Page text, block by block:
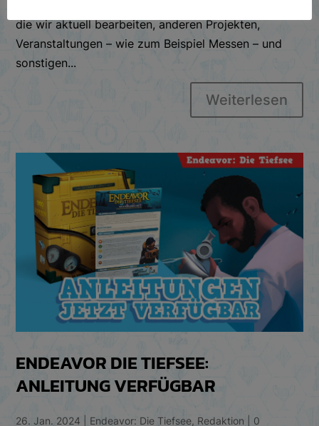
die wir aktuell bearbeiten, anderen Projekten,
Veranstaltungen – wie zum Beispiel Messen – und
sonstigen...
Weiterlesen
ENDEAVOR DIE TIEFSEE:
ANLEITUNG VERFÜGBAR
26. Jan. 2024 Endeavor: Die Tiefsee, Redaktion
0